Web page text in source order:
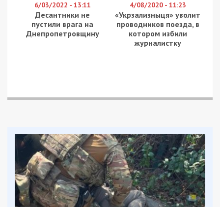
На Днепропетровщине чиновник умер
прямо на сессии горсовета